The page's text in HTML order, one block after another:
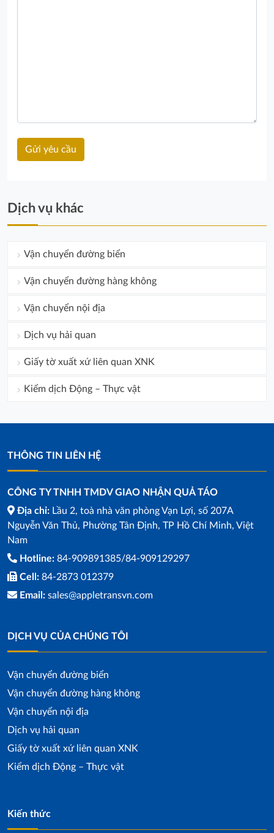
Dịch vụ khác
Vận chuyển đường biển
Vận chuyển đường hàng không
Vận chuyển nội địa
Dịch vụ hải quan
Giấy tờ xuất xứ liên quan XNK
Kiểm dịch Động – Thực vật
THÔNG TIN LIÊN HỆ
CÔNG TY TNHH TMDV GIAO NHẬN QUẢ TÁO
Địa chỉ: Lầu 2, toà nhà văn phòng Vạn Lợi, số 207A
Nguyễn Văn Thủ, Phường Tân Định, TP Hồ Chí Minh, Việt
Nam
Hotline: 84-909891385/84-909129297
Cell: 84-2873 012379
Email: sales@appletransvn.com
DỊCH VỤ CỦA CHÚNG TÔI
Vận chuyển đường biển
Vận chuyển đường hàng không
Vận chuyển nội địa
Dịch vụ hải quan
Giấy tờ xuất xứ liên quan XNK
Kiểm dịch Động – Thực vật
Kiến thức